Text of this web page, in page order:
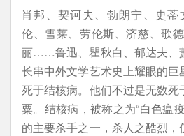
肖邦、契诃夫、勃朗宁、史
伦、雪莱、劳伦斯、济慈、歌
丽……鲁迅、瞿秋白、郁达夫
长串中外文学艺术史上耀眼的
死于结核病。他们不过是无数
粟。结核病，被称之为“白色瘟
的主要杀手之一，杀人之酷烈